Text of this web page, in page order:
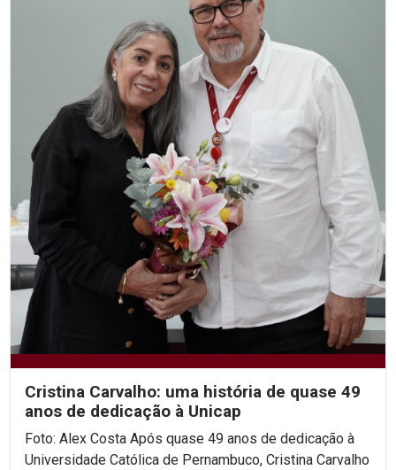
Cristina Carvalho: uma história de quase 49
anos de dedicação à Unicap
Foto: Alex Costa Após quase 49 anos de dedicação à
Universidade Católica de Pernambuco, Cristina Carvalho